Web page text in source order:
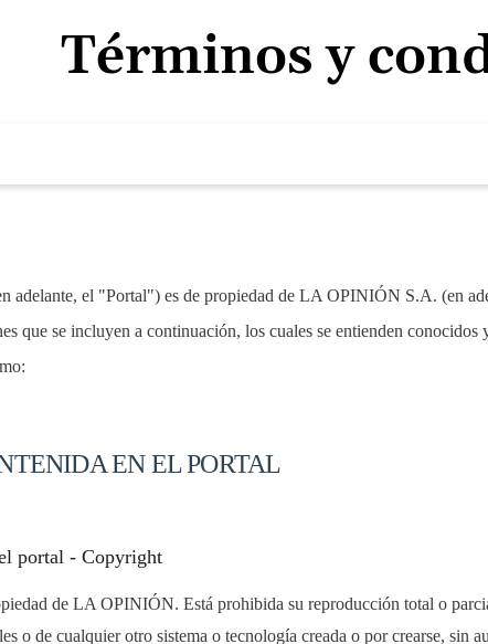
Términos y
adelante, el "Portal") es de propiedad de LA OPINIÓN S.A. (en
que se incluyen a continuación, los cuales se entienden conocidos
EN EL PORTAL
portal - Copyright
de LA OPINIÓN. Está prohibida su reproducción total o
o de cualquier otro sistema o tecnología creada o por crearse,